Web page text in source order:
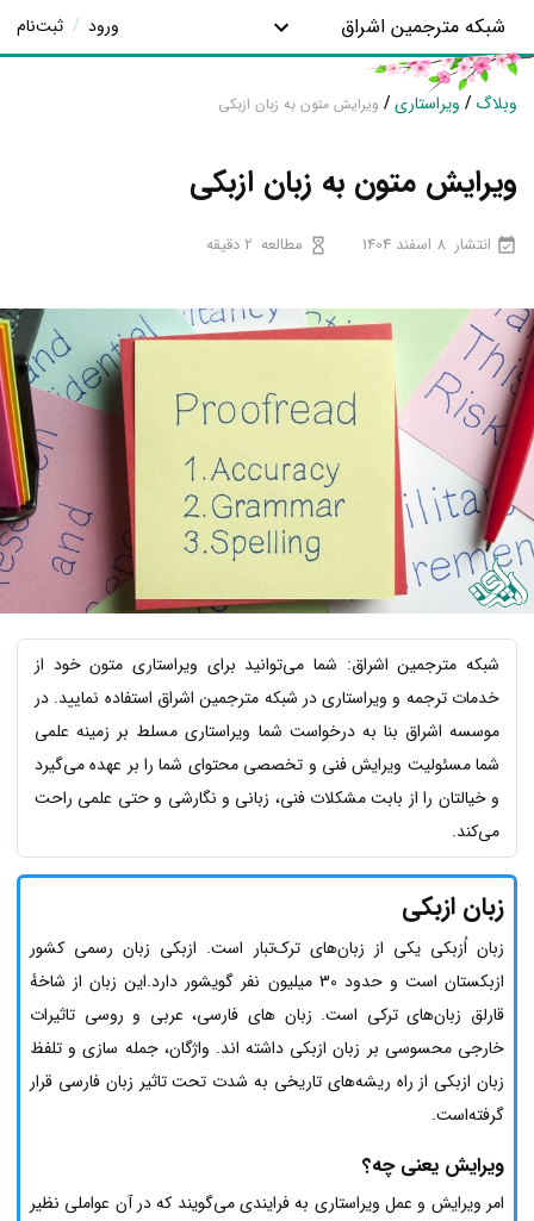
شبکه مترجمین اشراق ورود / ثبت‌نام
وبلاگ / ویراستاری/ ویرایش متون به زبان ازبکی
ویرایش متون به زبان ازبکی
انتشار 8 اسفند 1404 مطالعه 2 دقیقه
شبکه مترجمین اشراق: شما می‌توانید برای ویراستاری متون خود از
خدمات ترجمه و ویراستاری در شبکه مترجمین اشراق استفاده نمایید. در
موسسه اشراق بنا به درخواست شما ویراستاری مسلط بر زمینه علمی
شما مسئولیت ویرایش فنی و تخصصی محتوای شما را بر عهده می‌گیرد
و خیالتان را از بابت مشکلات فنی، زبانی و نگارشی و حتی علمی راحت
می‌کند.
زبان ازبکی
زبان اُزبکی یکی از زبان‌های ترک‌تبار است. ازبکی زبان رسمی کشور
ازبکستان است و حدود 30 میلیون نفر گویشور دارد.این زبان از شاخهٔ
قارلق زبان‌های ترکی است. زبان های فارسی، عربی و روسی تاثیرات
خارجی محسوسی بر زبان ازبکی داشته اند. واژگان، جمله سازی و تلفظ
زبان ازبکی از راه ریشه‌های تاریخی به شدت تحت تاثیر زبان فارسی قرار
گرفته‌است.
ویرایش یعنی چه؟
امر ویرایش و عمل ویراستاری به فرایندی می‌گویند که در آن عواملی نظیر